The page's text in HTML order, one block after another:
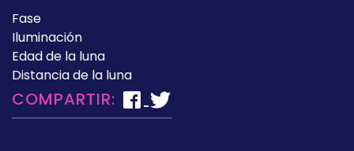
Fase
Iluminación
Edad de la luna
Distancia de la luna
COMPARTIR: